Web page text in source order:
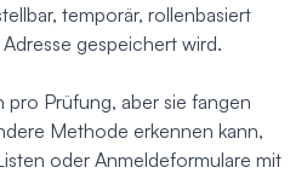
temporär, rollenbasiert
gespeichert wird.
Prüfung, aber sie fangen
Methode erkennen kann,
oder Anmeldeformulare mit